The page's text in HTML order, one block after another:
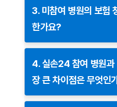
보험사에 따라 보험금 청구
있습니다.
다만, 참여 병원에 비해 전산
서류를 제출해야 하는 번거로움
방법을 참고하세요:
병원에 직접 문의:
를 물어보세요.
실손24 공식 웹사이트:참
를 안내받을 수 있습니다.
3. 미참여 병원의 보험
한가요?
미참여 병원의 보험 청구는 고
준비해야 하므로 참여 병원보
진료비 영수증, 진료비 세
원에서 발급받아야 합니다.
4. 실손24 참여 병원과
장 큰 차이점은 무엇인
참여 병원은 보험 청구 전산